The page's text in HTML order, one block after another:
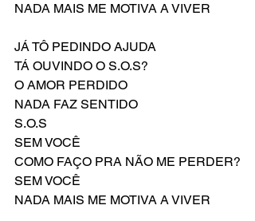
NADA MAIS ME MOTIVA A VIVER
JÁ TÔ PEDINDO AJUDA
TÁ OUVINDO O S.O.S?
O AMOR PERDIDO
NADA FAZ SENTIDO
S.O.S
SEM VOCÊ
COMO FAÇO PRA NÃO ME PERDER?
SEM VOCÊ
NADA MAIS ME MOTIVA A VIVER